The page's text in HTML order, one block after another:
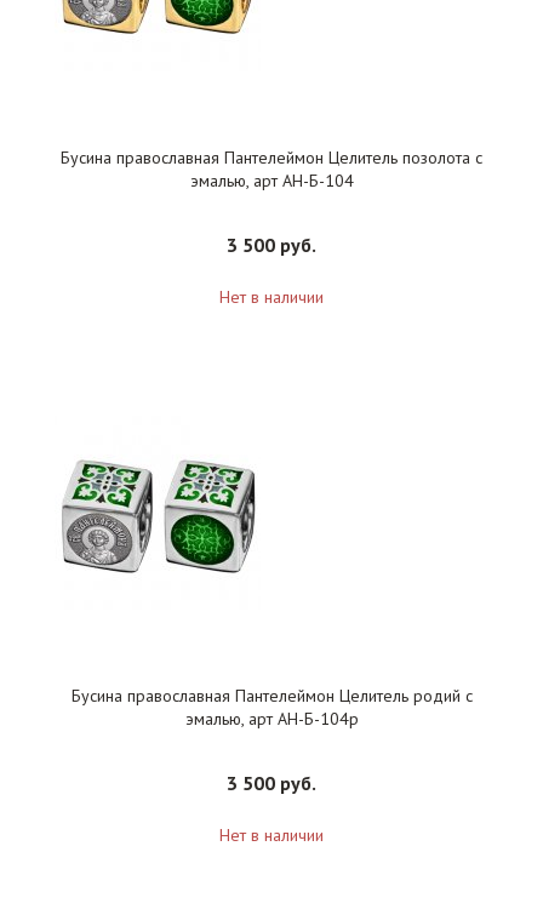
Бусина православная Пантелеймон Целитель позолота с
эмалью, арт АН-Б-104
3 500 руб.
Нет в наличии
Бусина православная Пантелеймон Целитель родий с
эмалью, арт АН-Б-104р
3 500 руб.
Нет в наличии